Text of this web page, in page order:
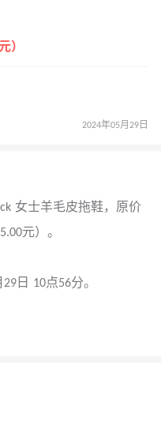
）
2024年05月29日
女士羊毛皮拖鞋，原价
元）。
日 10点56分。